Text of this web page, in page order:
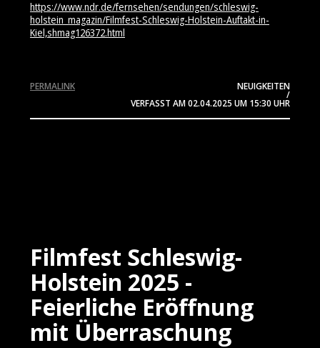
https://www.ndr.de/fernsehen/sendungen/schleswig-
holstein_magazin/Filmfest-Schleswig-Holstein-Auftakt-in-
Kiel,shmag126372.html
NEUIGKEITEN
/
VERFASST AM02.04.2025 UM 15:30 UHR
PERMALINK
Filmfest Schleswig-
Holstein 2025 -
Feierliche Eröffnung
mit Überraschung